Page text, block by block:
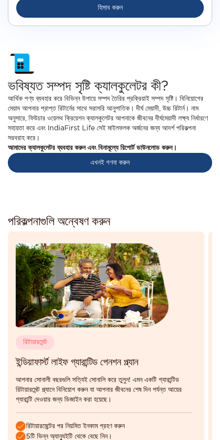
হিসাব করুন
ভবিষ্যত সম্পদ সৃষ্টি ক্যালকুলেটর কী?
আর্থিক পণ্য ব্যবহার করে বিভিন্ন উপায়ে সম্পদ তৈরির প্রক্রিয়াই সম্পদ সৃষ্টি। বিনিয়োগের
মেয়াদ আপনার প্রাপ্ত রিটার্নের সাথে সরাসরি আনুপাতিক। দীর্ঘ মেয়াদী, উচ্চ রিটার্ন। নাম
অনুসারে, ফিউচার ওয়েলথ ক্রিয়েশন ক্যালকুলেটর আপনাকে জীবনের দীর্ঘমেয়াদী লক্ষ্য নির্ধারণে
সহায়তা করে এবং IndiaFirst Life সেই মাইলফলক অর্জনের জন্য আদর্শ পরিকল্পনা
সরবরাহ করে।
আমাদের ক্যালকুলেটর ব্যবহার করুন এবং বিনামূল্যে রিপোর্ট ডাউনলোড করুন।
এখনই গণনা করুন
পরিকল্পনাগুলি অন্বেষণ করুন
ইন্ডিয়াফার্স্ট লাইফ গ্যারান্টিড পেনশন প্ল্যান
রিটায়ারমেন্ট
আপনার সোনালী বছরগুলি সত্যিই সোনালি করে তুলুন! এমন একটি গ্যারান্টিড
রিটায়ারমেন্ট প্ল্যানে বিনিয়োগ করুন যা আপনার জীবনের শেষ দিন পর্যন্ত আয়ের
গ্যারান্টি দেওয়ার জন্য ডিজাইন করা হয়েছে।
রিটায়ারমেন্টের পর নিয়মিত ইনকাম গ্রহণ করুন
5টি ভিন্ন অ্যান্যুইটি থেকে বেছে নিন।